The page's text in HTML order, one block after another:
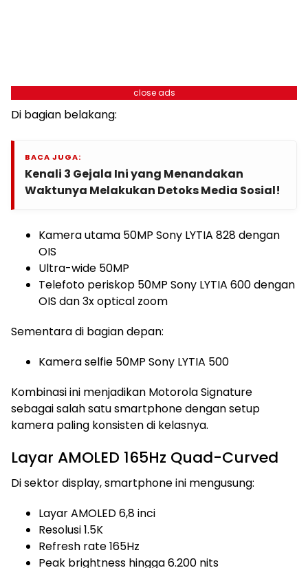
close ads
Di bagian belakang:
BACA JUGA:
Kenali 3 Gejala Ini yang Menandakan
Waktunya Melakukan Detoks Media Sosial!
Kamera utama 50MP Sony LYTIA 828 dengan
OIS
Ultra-wide 50MP
Telefoto periskop 50MP Sony LYTIA 600 dengan
OIS dan 3x optical zoom
Sementara di bagian depan:
Kamera selfie 50MP Sony LYTIA 500
Kombinasi ini menjadikan Motorola Signature
sebagai salah satu smartphone dengan setup
kamera paling konsisten di kelasnya.
Layar AMOLED 165Hz Quad-Curved
Di sektor display, smartphone ini mengusung:
Layar AMOLED 6,8 inci
Resolusi 1.5K
Refresh rate 165Hz
Peak brightness hingga 6.200 nits